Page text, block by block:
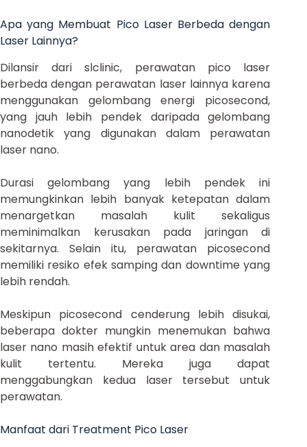
Apa yang Membuat Pico Laser Berbeda dengan
Laser Lainnya?
Dilansir dari slclinic, perawatan pico laser
berbeda dengan perawatan laser lainnya karena
menggunakan gelombang energi picosecond,
yang jauh lebih pendek daripada gelombang
nanodetik yang digunakan dalam perawatan
laser nano.
Durasi gelombang yang lebih pendek ini
memungkinkan lebih banyak ketepatan dalam
menargetkan masalah kulit sekaligus
meminimalkan kerusakan pada jaringan di
sekitarnya. Selain itu, perawatan picosecond
memiliki resiko efek samping dan downtime yang
lebih rendah.
Meskipun picosecond cenderung lebih disukai,
beberapa dokter mungkin menemukan bahwa
laser nano masih efektif untuk area dan masalah
kulit tertentu. Mereka juga dapat
menggabungkan kedua laser tersebut untuk
perawatan.
Manfaat dari Treatment Pico Laser